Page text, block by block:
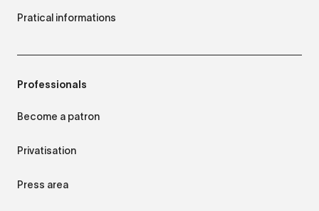
Pratical informations
Professionals
Become a patron
Privatisation
Press area